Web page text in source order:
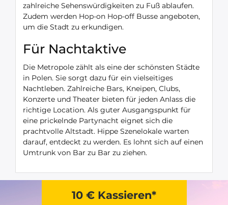
zahlreiche Sehenswürdigkeiten zu Fuß ablaufen.
Zudem werden Hop-on Hop-off Busse angeboten,
um die Stadt zu erkundigen.
Für Nachtaktive
Die Metropole zählt als eine der schönsten Städte
in Polen. Sie sorgt dazu für ein vielseitiges
Nachtleben. Zahlreiche Bars, Kneipen, Clubs,
Konzerte und Theater bieten für jeden Anlass die
richtige Location. Als guter Ausgangspunkt für
eine prickelnde Partynacht eignet sich die
prachtvolle Altstadt. Hippe Szenelokale warten
darauf, entdeckt zu werden. Es lohnt sich auf einen
Umtrunk von Bar zu Bar zu ziehen.
10 € Kassieren*